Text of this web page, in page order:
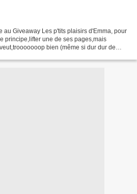
au Giveaway Les p'tits plaisirs d'Emma, pour
principe,lifter une de ses pages,mais
bien (même si dur dur de